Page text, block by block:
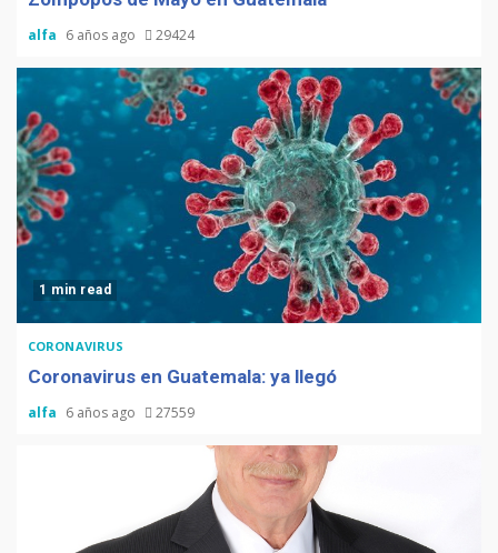
alfa 6 años ago 29424
1 min read
CORONAVIRUS
Coronavirus en Guatemala: ya llegó
alfa 6 años ago 27559